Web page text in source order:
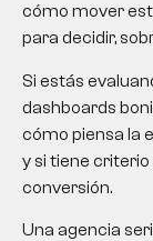
cómo mover
para decidir,
Si estás
dashboards
cómo piensa la
y si tiene
conversión.
Una agencia